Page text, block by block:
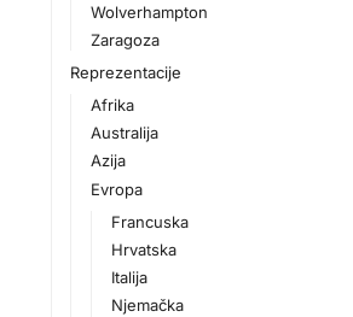
Wolverhampton
Zaragoza
Reprezentacije
Afrika
Australija
Azija
Evropa
Francuska
Hrvatska
Italija
Njemačka